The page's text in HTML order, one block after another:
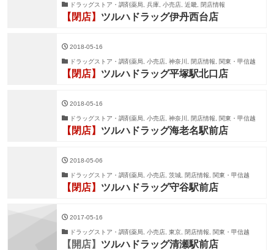
ドラッグストア・調剤薬局, 兵庫, 小売店, 近畿, 閉店情報
【閉店】 ツルハドラッグ伊丹西台店
2018-05-16
ドラッグストア・調剤薬局, 小売店, 神奈川, 閉店情報, 関東・甲信越
【閉店】 ツルハドラッグ平塚駅北口店
2018-05-16
ドラッグストア・調剤薬局, 小売店, 神奈川, 閉店情報, 関東・甲信越
【閉店】 ツルハドラッグ海老名駅前店
2018-05-06
ドラッグストア・調剤薬局, 小売店, 茨城, 閉店情報, 関東・甲信越
【閉店】 ツルハドラッグ守谷駅前店
2017-05-16
ドラッグストア・調剤薬局, 小売店, 東京, 閉店情報, 関東・甲信越
【開店】 ツルハドラッグ清瀬駅前店